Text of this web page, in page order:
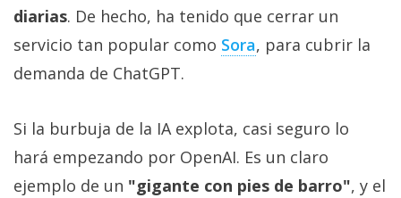
diarias. De hecho, ha tenido que cerrar un
servicio tan popular como Sora‎, para cubrir la
demanda de ChatGPT.
Si la burbuja de la IA explota, casi seguro lo
hará empezando por OpenAI. Es un claro
ejemplo de un "gigante con pies de barro", y el